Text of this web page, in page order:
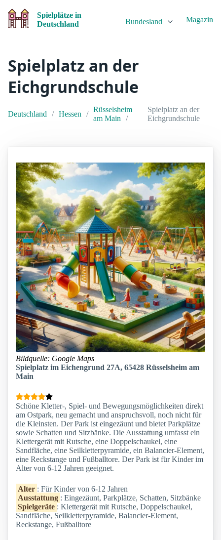
Spielplätze in
Deutschland
Bundesland Magazin
Spielplatz an der
Eichgrundschule
Deutschland Hessen
Rüsselsheim
am Main
Spielplatz an der
Eichgrundschule
Bildquelle: Google Maps
Spielplatz im Eichengrund 27A, 65428 Rüsselsheim am
Main
Schöne Kletter-, Spiel- und Bewegungsmöglichkeiten direkt
am Ostpark, neu gemacht und anspruchsvoll, noch nicht für
die Kleinsten. Der Park ist eingezäunt und bietet Parkplätze
sowie Schatten und Sitzbänke. Die Ausstattung umfasst ein
Klettergerät mit Rutsche, eine Doppelschaukel, eine
Sandfläche, eine Seilkletterpyramide, ein Balancier-Element,
eine Reckstange und Fußballtore. Der Park ist für Kinder im
Alter von 6-12 Jahren geeignet.
Alter : Für Kinder von 6-12 Jahren
Ausstattung : Eingezäunt, Parkplätze, Schatten, Sitzbänke
Spielgeräte : Klettergerät mit Rutsche, Doppelschaukel,
Sandfläche, Seilkletterpyramide, Balancier-Element,
Reckstange, Fußballtore